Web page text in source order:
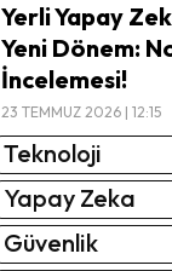
Yerli Yapay
Yeni Dönem:
İncelemesi!
23 TEMMUZ 2026 | 12:15
Teknoloji
Yapay Zeka
Güvenlik